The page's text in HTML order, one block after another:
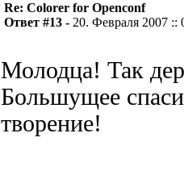
Re: Colorer for Openconf
Ответ #13 - 20. Февраля 2007 ::
Молодца! Так
Большущее
творение!